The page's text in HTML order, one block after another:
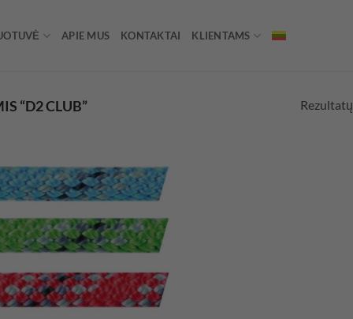
APIE MUS KONTAKTAI KLIENTAMS
“D2 CLUB”